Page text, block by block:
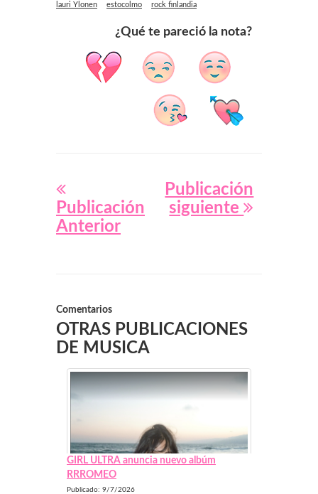
lauri Ylonen
estocolmo rock finlandia
¿Qué te pareció la nota?
Publicación
Anterior
Publicación
siguiente
Comentarios
OTRAS PUBLICACIONES
DE MUSICA
GIRL ULTRA anuncia nuevo albúm
RRROMEO
Publicado: 9/7/2026